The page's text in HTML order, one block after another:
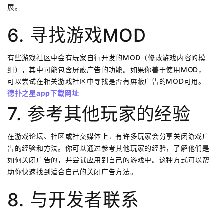
展。
6. 寻找游戏MOD
有些游戏社区中会有玩家自行开发的MOD（修改游戏内容的模
组），其中可能包含屏蔽广告的功能。如果你善于使用MOD，
可以尝试在相关游戏社区中寻找是否有屏蔽广告的MOD可用。
德扑之星app下载网址
7. 参考其他玩家的经验
在游戏论坛、社区或社交媒体上，有许多玩家会分享关闭游戏广
告的经验和方法。你可以通过参考其他玩家的经验，了解他们是
如何关闭广告的，并尝试应用到自己的游戏中。这种方式可以帮
助你快速找到适合自己的关闭广告方法。
8. 与开发者联系